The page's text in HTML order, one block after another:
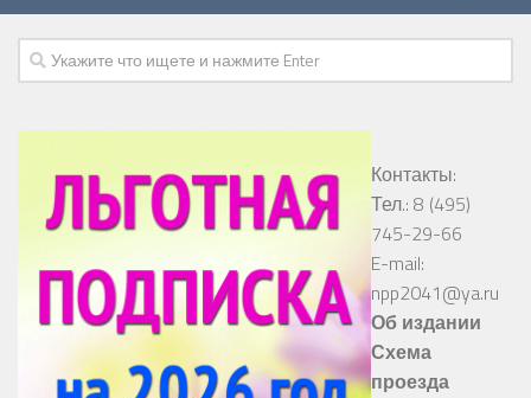
Контакты:
Тел.: 8 (495)
745-29-66
E-mail:
npp2041@ya.ru
Об издании
Схема
проезда